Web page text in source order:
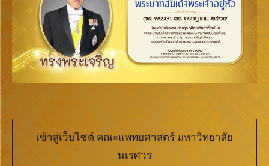
เข้าสู่เว็บไซต์ คณะแพทยศาสตร์ มหาวิทยาลัย
นเรศวร